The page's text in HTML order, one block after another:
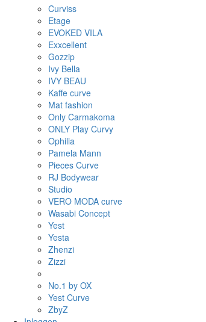
Curviss
Etage
EVOKED VILA
Exxcellent
Gozzip
Ivy Bella
IVY BEAU
Kaffe curve
Mat fashion
Only Carmakoma
ONLY Play Curvy
Ophilia
Pamela Mann
Pieces Curve
RJ Bodywear
Studio
VERO MODA curve
Wasabi Concept
Yest
Yesta
Zhenzi
Zizzi
No.1 by OX
Yest Curve
ZbyZ